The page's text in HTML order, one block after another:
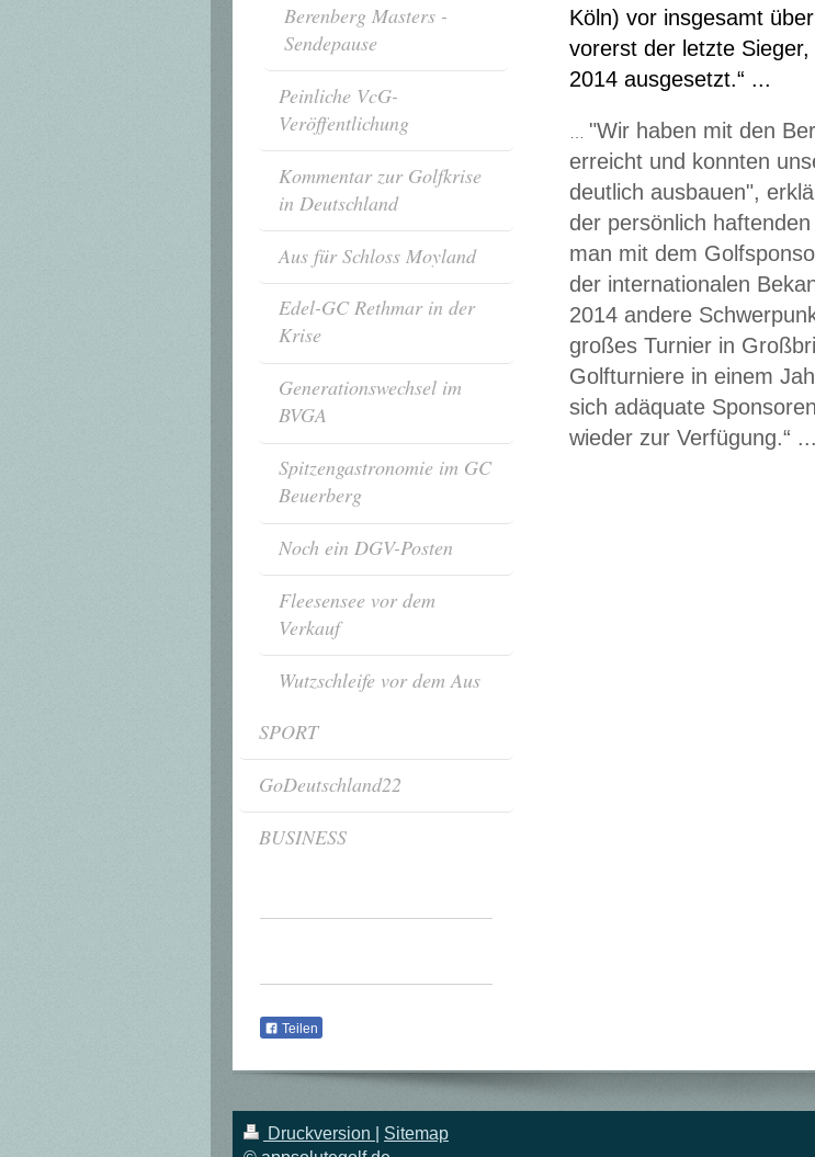
Köln) vor insgesamt
vorerst der letzte
2014 ausgesetzt.“ ...
"Wir haben mit den
erreicht und konnten
deutlich ausbauen",
der persönlich
man mit dem
der internationalen
2014 andere
großes Turnier in
Golfturniere in einem
sich adäquate
wieder zur Verfügung.“ ...
Berenberg Masters -
Sendepause
Peinliche VcG-
Veröffentlichung
Kommentar zur Golfkrise
in Deutschland
Aus für Schloss Moyland
Edel-GC Rethmar in der
Krise
Generationswechsel im
BVGA
Spitzengastronomie im GC
Beuerberg
Noch ein DGV-Posten
Fleesensee vor dem
Verkauf
Wutzschleife vor dem Aus
SPORT
GoDeutschland22
BUSINESS
Teilen
Druckversion
Sitemap